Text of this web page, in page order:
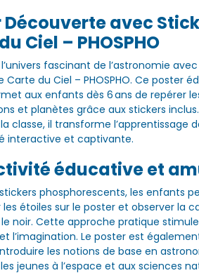
Découverte avec
Ciel – PHOSPHO
fascinant de l’astronomie
Carte du Ciel – PHOSPHO. Ce poster
aux enfants dès 6 ans de repérer
et planètes grâce aux stickers
classe, il transforme l’apprentissage
interactive et captivante.
éducative et
phosphorescents, les enfants
étoiles sur le poster et observer la
noir. Cette approche pratique
l’imagination. Le poster est
les notions de base en
jeunes à l’espace et aux sciences